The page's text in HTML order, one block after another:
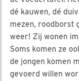
dé kauwen, dé
mezen, roodborst
weer! Zij wonen
Soms komen ze
de jongen komen
gevoerd willen